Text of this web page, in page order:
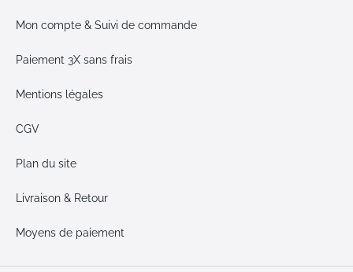
Mon compte & Suivi de commande
Paiement 3X sans frais
Mentions légales
CGV
Plan du site
Livraison & Retour
Moyens de paiement